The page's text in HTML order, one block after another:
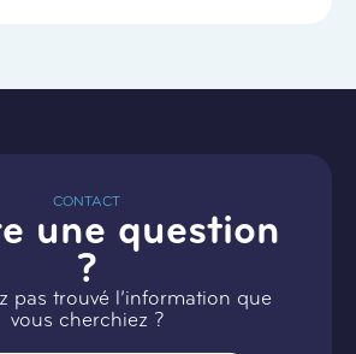
CONTACT
une question
?
pas trouvé l’information que
vous cherchiez ?